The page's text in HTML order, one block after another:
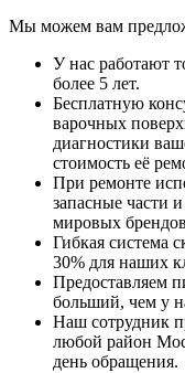
Мы можем вам
У нас работают
более 5 лет.
Бесплатную
варочных
диагностики
стоимость её
При ремонте
запасные части
мировых
Гибкая система
30% для наших
Предоставляем
больший, чем у
Наш сотрудник
любой район
день обращения.